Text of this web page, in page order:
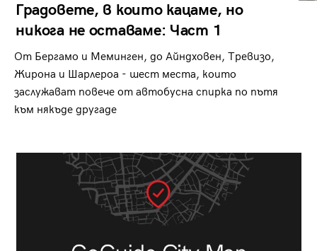
Градовете, в които кацаме, но
никога не оставаме: Част 1
От Бергамо и Меминген, до Айндховен, Тревизо,
Жирона и Шарлероа - шест места, които
заслужават повече от автобусна спирка по пътя
към някъде другаде